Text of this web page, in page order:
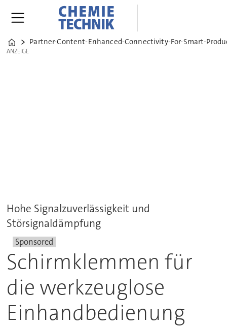
Home
Partner-Content-Enhanced-Connectivity-For-Smart-
ANZEIGE
ANZEIGE
Hohe Signalzuverlässigkeit und
Störsignaldämpfung
Sponsored
Schirmklemmen für
die werkzeuglose
Einhandbedienung